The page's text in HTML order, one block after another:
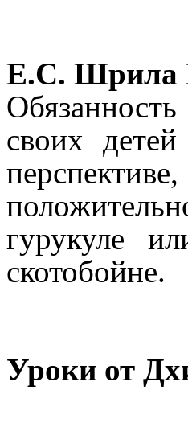
Е.С. Шрила
своих
гурукуле
скотобойне.
Уроки от